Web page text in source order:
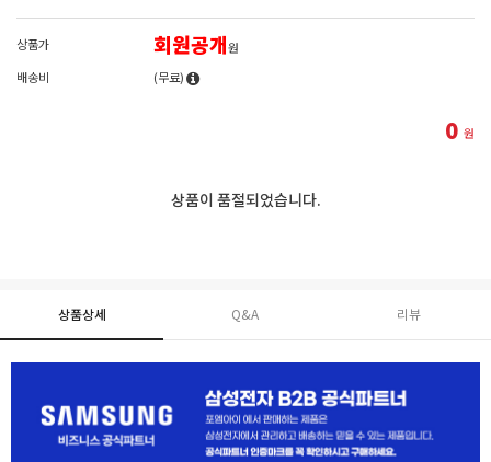
상품가 회원공개원
배송비
(무료)
0 원
상품이 품절되었습니다.
상품상세 Q&A 리뷰